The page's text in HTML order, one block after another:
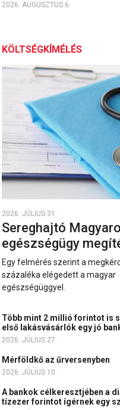
2026. AUGUSZTUS 6.
KÖLTSÉGKÍMÉLÉS
2026. JÚLIUS 31.
Sereghajtó
egészségügy
Egy felmérés szerint a
százaléka elégedett a magyar
egészségüggyel.
Több mint 2 millió forintot is
első lakásvásárlók egy jó
2026. JÚLIUS 27.
Mérföldkő az űrversenyben
2026. JÚLIUS 10.
A bankok célkeresztjében a
tízezer forintot ígérnek egy